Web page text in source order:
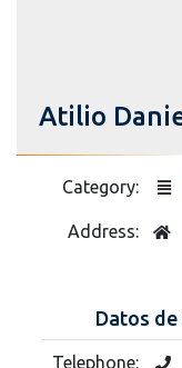
Atilio
Category:
Address:
Datos
Telephone: